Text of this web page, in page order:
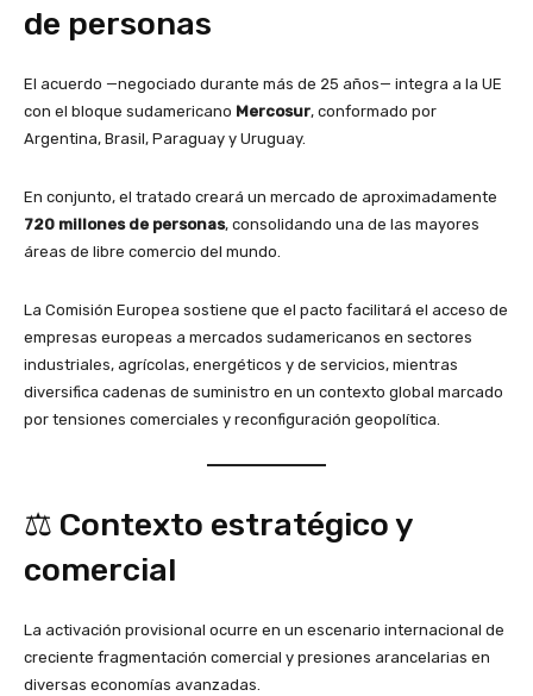
de personas
El acuerdo —negociado durante más de 25 años— integra a la UE
con el bloque sudamericano Mercosur, conformado por
Argentina, Brasil, Paraguay y Uruguay.
En conjunto, el tratado creará un mercado de aproximadamente
720 millones de personas, consolidando una de las mayores
áreas de libre comercio del mundo.
La Comisión Europea sostiene que el pacto facilitará el acceso de
empresas europeas a mercados sudamericanos en sectores
industriales, agrícolas, energéticos y de servicios, mientras
diversifica cadenas de suministro en un contexto global marcado
por tensiones comerciales y reconfiguración geopolítica.
⚖️ Contexto estratégico y
comercial
La activación provisional ocurre en un escenario internacional de
creciente fragmentación comercial y presiones arancelarias en
diversas economías avanzadas.